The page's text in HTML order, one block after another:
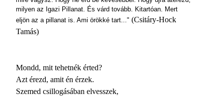
milyen az Igazi Pillanat. És várd tovább. Kitartóan. Mert
eljön az a pillanat is. Ami örökké tart..." (Csitáry-Hock
Tamás)
Mondd, mit tehetnék érted?
Azt érezd, amit én érzek.
Szemed csillogásában elvesszek,